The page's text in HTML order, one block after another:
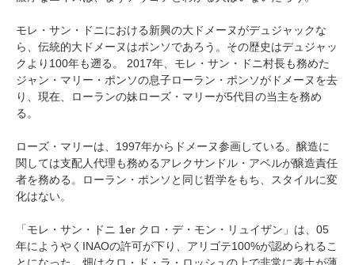
モレ・サン・ドニにおける新興の大ドメーヌがデュジャックな
ら、伝統的大ドメーヌはポンソであろう。その歴史はデュジャッ
クより100年も遡る。 2017年、モレ・サン・ドニ村長も務めた
ジャン・マリー・ポンソの息子ローラン・ポンソがドメーヌを去
り、現在、ローランの妹ローズ・マリーが5代目の当主を務め
る。
ローズ・マリーは、1997年からドメーヌ参画している。醸造に
関しては支配人代理も務めるアレクサンドル・アベルが醸造責任
者を務める。ローラン・ポンソと同じ哲学をもち、スタイルに変
化はない。
「モレ・サン・ドニ 1er クロ・デ・モン・リュイザン」は、05
年にようやくINAOの許可が下り、アリゴテ100%が認められるこ